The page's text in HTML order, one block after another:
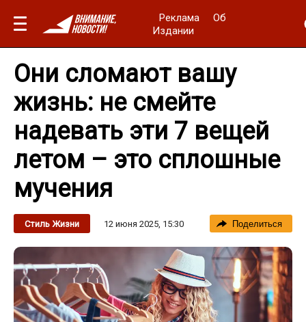
Реклама
Об
Издании
Они сломают вашу
жизнь: не смейте
надевать эти 7 вещей
летом – это сплошные
мучения
Стиль Жизни 12 июня 2025, 15:30 Поделиться